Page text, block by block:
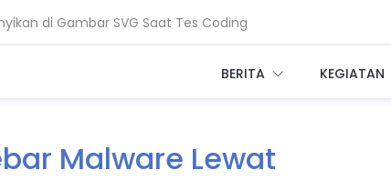
di Gambar SVG Saat Tes Coding
BERITA KEGIATAN
Malware Lewat